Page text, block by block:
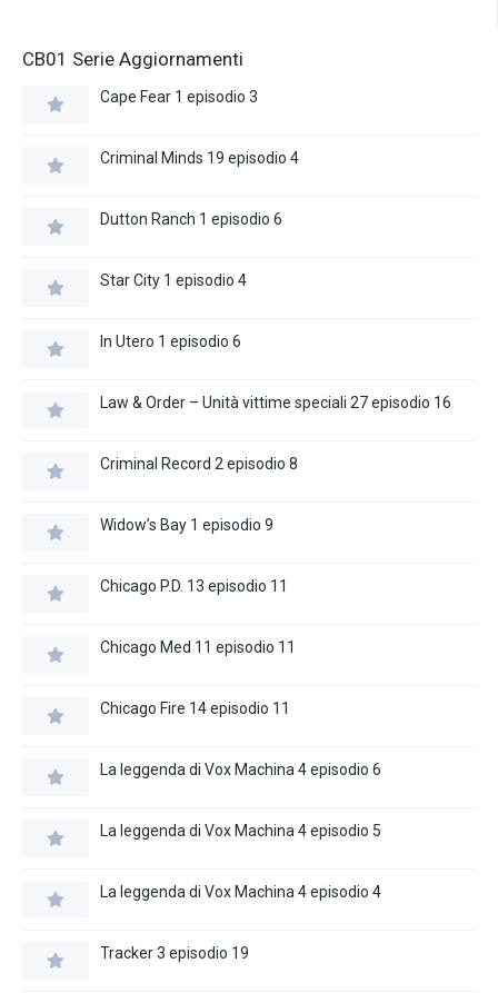
CB01 Serie Aggiornamenti
Cape Fear 1 episodio 3
Criminal Minds 19 episodio 4
Dutton Ranch 1 episodio 6
Star City 1 episodio 4
In Utero 1 episodio 6
Law & Order – Unità vittime speciali 27 episodio 16
Criminal Record 2 episodio 8
Widow’s Bay 1 episodio 9
Chicago P.D. 13 episodio 11
Chicago Med 11 episodio 11
Chicago Fire 14 episodio 11
La leggenda di Vox Machina 4 episodio 6
La leggenda di Vox Machina 4 episodio 5
La leggenda di Vox Machina 4 episodio 4
Tracker 3 episodio 19